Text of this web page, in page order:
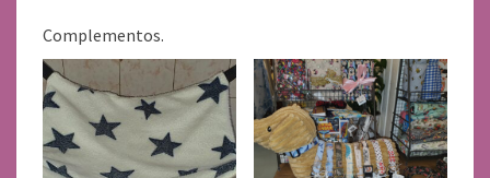
Complementos.